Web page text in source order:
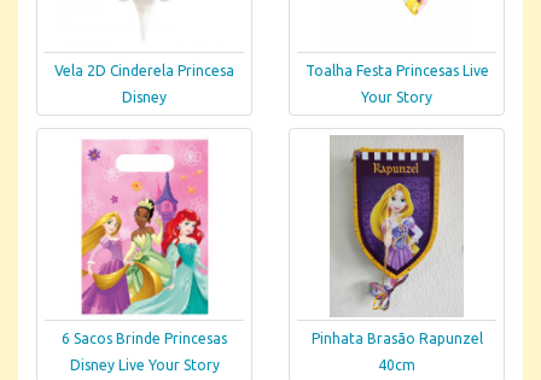
Vela 2D Cinderela Princesa
Disney
Toalha Festa Princesas Live
Your Story
6 Sacos Brinde Princesas
Disney Live Your Story
Pinhata Brasão Rapunzel
40cm